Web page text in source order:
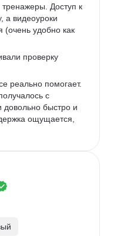
тренажеры. Доступ к
а видеоуроки
удобно как
проверку
реально помогает.
с
быстро и
ощущается,